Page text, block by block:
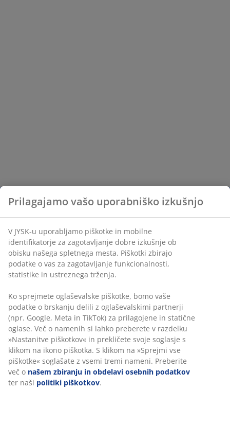
Prilagajamo vašo uporabniško izkušnjo
V JYSK-u uporabljamo piškotke in mobilne
identifikatorje za zagotavljanje dobre izkušnje ob
obisku našega spletnega mesta. Piškotki zbirajo
podatke o vas za zagotavljanje funkcionalnosti,
statistike in ustreznega trženja.
Ko sprejmete oglaševalske piškotke, bomo vaše
podatke o brskanju delili z oglaševalskimi partnerji
(npr. Google, Meta in TikTok) za prilagojene in statične
oglase. Več o namenih si lahko preberete v razdelku
»Nastanitve piškotkov« in prekličete svoje soglasje s
klikom na ikono piškotka. S klikom na »Sprejmi vse
piškotke« soglašate z vsemi tremi nameni. Preberite
več o našem zbiranju in obdelavi osebnih podatkov
ter naši politiki piškotkov.